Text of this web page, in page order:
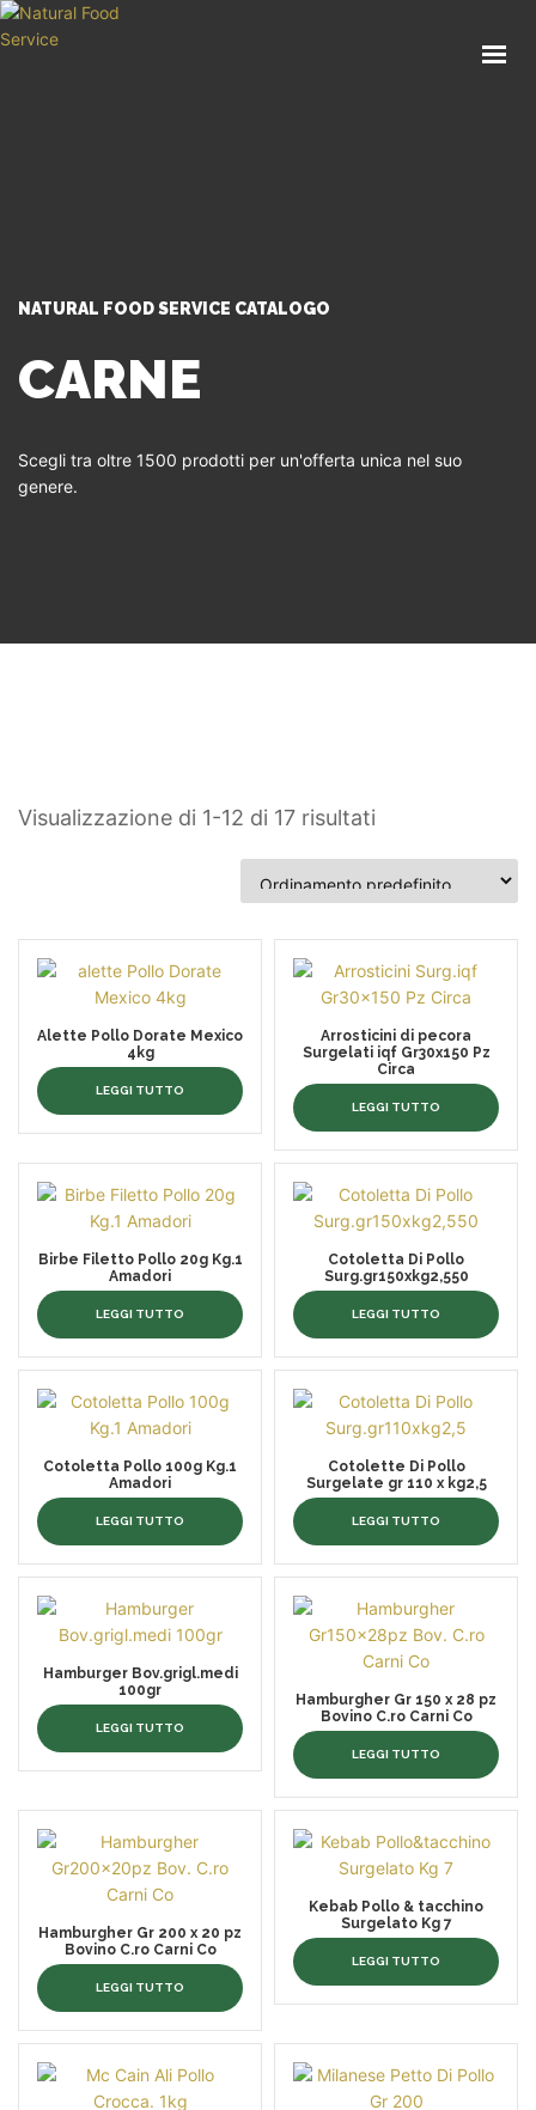
NATURAL FOOD SERVICE CATALOGO
CARNE
Scegli tra oltre 1500 prodotti per un'offerta unica nel suo
genere.
Visualizzazione di 1-12 di 17 risultati
Alette Pollo Dorate Mexico
4kg
LEGGI TUTTO
Arrosticini di pecora
Surgelati iqf Gr30x150 Pz
Circa
LEGGI TUTTO
Birbe Filetto Pollo 20g Kg.1
Amadori
LEGGI TUTTO
Cotoletta Di Pollo
Surg.gr150xkg2,550
LEGGI TUTTO
Cotoletta Pollo 100g Kg.1
Amadori
LEGGI TUTTO
Cotolette Di Pollo
Surgelate gr 110 x kg2,5
LEGGI TUTTO
Hamburger Bov.grigl.medi
100gr
LEGGI TUTTO
Hamburgher Gr 150 x 28 pz
Bovino C.ro Carni Co
LEGGI TUTTO
Hamburgher Gr 200 x 20 pz
Bovino C.ro Carni Co
LEGGI TUTTO
Kebab Pollo & tacchino
Surgelato Kg 7
LEGGI TUTTO